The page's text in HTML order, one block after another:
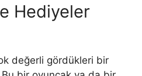
Hediyeler
değerli gördükleri bir